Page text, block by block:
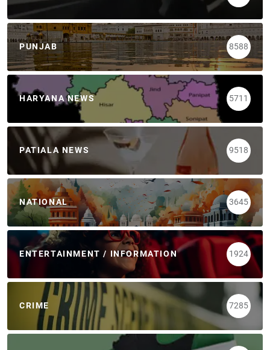
PUNJAB 8588
HARYANA NEWS 5711
PATIALA NEWS 9518
NATIONAL 3645
ENTERTAINMENT / INFORMATION 1924
CRIME 7285